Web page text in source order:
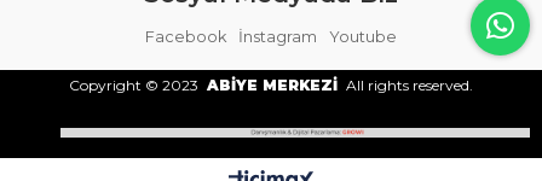
Facebook İnstagram Youtube
Copyright © 2023 ABİYE MERKEZİ All rights reserved.